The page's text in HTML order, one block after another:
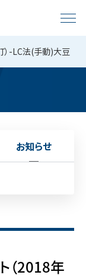
）-LC法(手動)大豆
お知らせ
（2018年